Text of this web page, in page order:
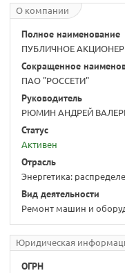
О компании
Полное наименование
ПУБЛИЧНОЕ
Сокращенное
ПАО "РОССЕТИ"
Руководитель
РЮМИН АНДРЕЙ
Статус
Активен
Отрасль
Энергетика:
Вид деятельности
Ремонт машин и
Юридическая
ОГРН